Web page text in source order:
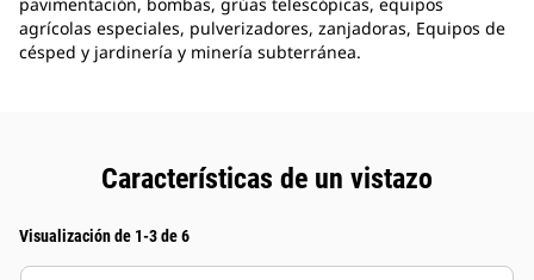
pavimentación, bombas, grúas telescópicas, equipos
agrícolas especiales, pulverizadores, zanjadoras, Equipos de
césped y jardinería y minería subterránea.
Características de un vistazo
Visualización de 1-3 de 6